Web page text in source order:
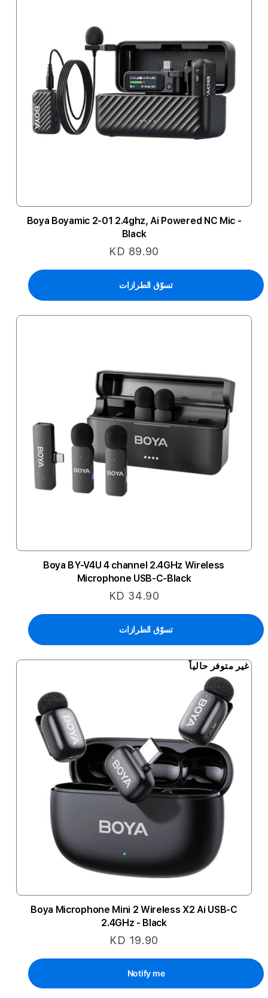
Boya Boyamic 2-01 2.4ghz, Ai Powered NC Mic -
Black
KD 89.90
تسوّق الطرازات
Boya BY-V4U 4 channel 2.4GHz Wireless
Microphone USB-C-Black
KD 34.90
تسوّق الطرازات
غير متوفر حالياً
Boya Microphone Mini 2 Wireless X2 Ai USB-C
2.4GHz - Black
KD 19.90
Notify me